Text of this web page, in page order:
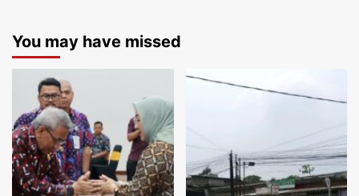
You may have missed